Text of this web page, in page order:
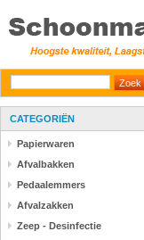
CATEGORIËN
Papierwaren
Afvalbakken
Pedaalemmers
Afvalzakken
Zeep - Desinfectie